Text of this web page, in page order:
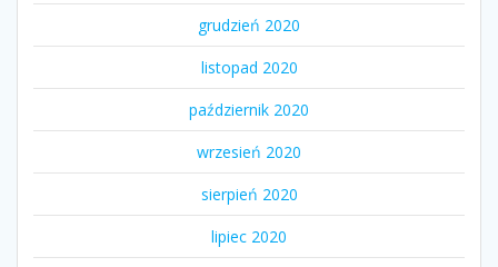
grudzień 2020
listopad 2020
październik 2020
wrzesień 2020
sierpień 2020
lipiec 2020